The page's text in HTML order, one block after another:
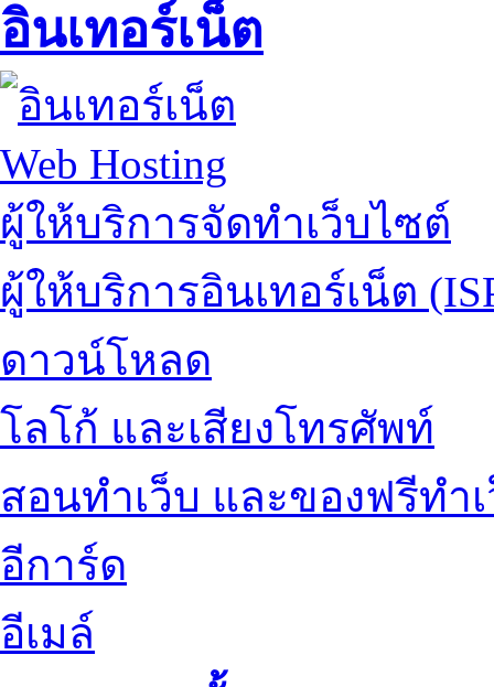
อินเทอร์เน็ต
Web Hosting
ผู้ให้บริการจัดทำเว็บไซต์
ผู้ให้บริการอินเทอร์เน็ต
ดาวน์โหลด
โลโก้ และเสียงโทรศัพท์
สอนทำเว็บ และของฟรีทำ
อีการ์ด
อีเมล์